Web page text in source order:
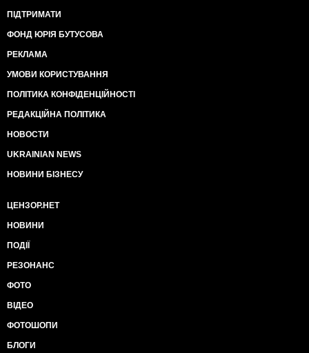
ПІДТРИМАТИ
ФОНД ЮРІЯ БУТУСОВА
РЕКЛАМА
УМОВИ КОРИСТУВАННЯ
ПОЛІТИКА КОНФІДЕНЦІЙНОСТІ
РЕДАКЦІЙНА ПОЛІТИКА
НОВОСТИ
UKRAINIAN NEWS
НОВИНИ БІЗНЕСУ
ЦЕНЗОР.НЕТ
НОВИНИ
ПОДІЇ
РЕЗОНАНС
ФОТО
ВІДЕО
ФОТОШОПИ
БЛОГИ